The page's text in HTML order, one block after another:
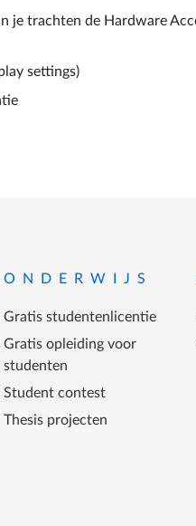
trachten de Hardware
settings)
ONDERWIJS
Gratis studentenlicentie
Gratis opleiding voor
studenten
Student contest
Thesis projecten